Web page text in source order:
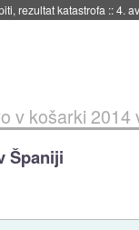
uporabo::4. avg
v košarki 2014
Španiji